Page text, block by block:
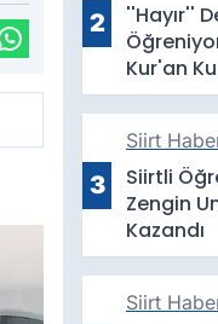
2
''Hayır''
Kur'an
3
Siirt
Siirtli
Zengin
Kazandı
Siirt